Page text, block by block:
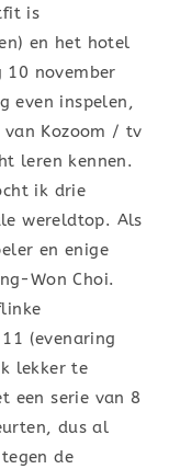
is
en het hotel
10 november
even inspelen,
Kozoom / tv
leren kennen.
ik drie
wereldtop. Als
en enige
Won Choi.
(evenaring
lekker te
een serie van 8
dus al
de